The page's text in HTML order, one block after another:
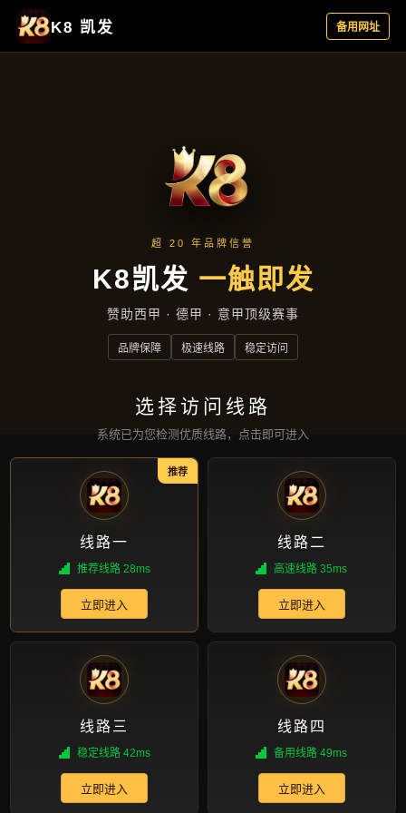
集团动态
首页 集团动态